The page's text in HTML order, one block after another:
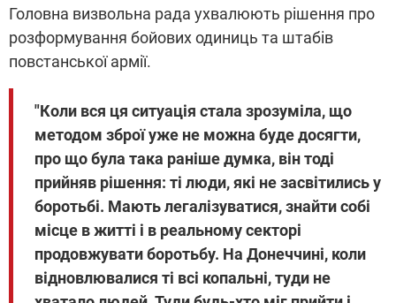
Головна визвольна рада ухвалюють рішення про
розформування бойових одиниць та штабів
повстанської армії.
"Коли вся ця ситуація стала зрозуміла, що
методом зброї уже не можна буде досягти,
про що була така раніше думка, він тоді
прийняв рішення: ті люди, які не засвітились у
боротьбі. Мають легалізуватися, знайти собі
місце в житті і в реальному секторі
продовжувати боротьбу. На Донеччині, коли
відновлювалися ті всі копальні, туди не